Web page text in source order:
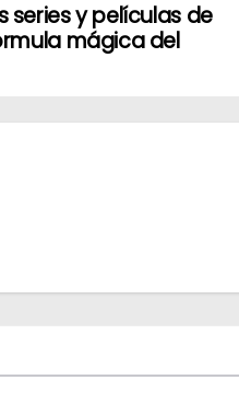
series y películas de
mágica del